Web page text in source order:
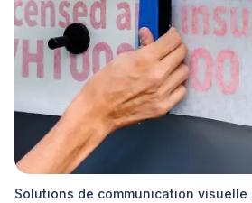
Solutions de communication visuelle